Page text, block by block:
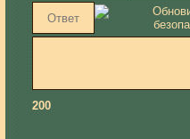
200